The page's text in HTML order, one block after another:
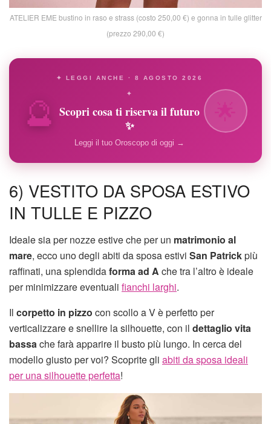
ATELIER EME bustino in raso e strass (costo 250,00 €) e gonna in tulle glitter
(prezzo 290,00 €)
🔮
✦ LEGGI ANCHE · 8 AGOSTO 2026
✦
Scopri cosa ti riserva il futuro
✨
Leggi il tuo Oroscopo di oggi →
6) VESTITO DA SPOSA ESTIVO
IN TULLE E PIZZO
Ideale sia per nozze estive che per un matrimonio al
mare, ecco uno degli abiti da sposa estivi San Patrickpiù
raffinati, una splendidaforma ad A che tra l’altro è ideale
per minimizzare eventuali fianchi larghi.
Il corpetto in pizzo con scollo a V è perfetto per
verticalizzare e snellire la silhouette, con il dettaglio vita
bassache farà apparire il busto più lungo. In cerca del
modello giusto per voi? Scoprite gli abiti da sposa ideali
per una silhouette perfetta!